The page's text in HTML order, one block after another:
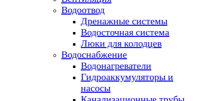
Водоотвод
Дренажные системы
Водосточная система
Люки для колодцев
Водоснабжение
Водонагреватели
Гидроаккумуляторы и
насосы